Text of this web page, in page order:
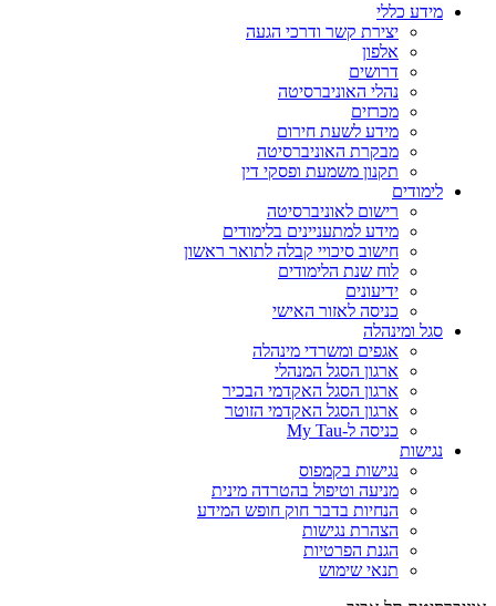
מידע כללי
יצירת קשר ודרכי הגעה
אלפון
דרושים
נהלי האוניברסיטה
מכרזים
מידע לשעת חירום
מבקרת האוניברסיטה
תקנון משמעת ופסקי דין
לימודים
רישום לאוניברסיטה
מידע למתעניינים בלימודים
חישוב סיכויי קבלה לתואר ראשון
לוח שנת הלימודים
ידיעונים
כניסה לאזור האישי
סגל ומינהלה
אגפים ומשרדי מינהלה
ארגון הסגל המנהלי
ארגון הסגל האקדמי הבכיר
ארגון הסגל האקדמי הזוטר
כניסה ל-My Tau
נגישות
נגישות בקמפוס
מניעה וטיפול בהטרדה מינית
הנחיות בדבר חוק חופש המידע
הצהרת נגישות
הגנת הפרטיות
תנאי שימוש